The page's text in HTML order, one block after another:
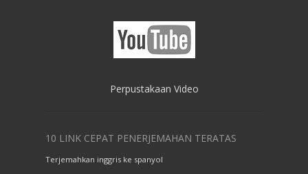
Perpustakaan Video
10 LINK CEPAT PENERJEMAHAN TERATAS
Terjemahkan inggris ke spanyol